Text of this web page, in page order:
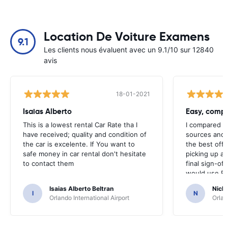
9.1 Location De Voiture Examens
Les clients nous évaluent avec un 9.1/10 sur 12840
avis
18-01-2021
Isaias Alberto
This is a lowest rental Car Rate tha I
have received; quality and condition of
the car is excelente. If You want to
safe money in car rental don't hesitate
to contact them
I
Isaias Alberto Beltran
Orlando International Airport
I compared
sources and
the best
picking up
final sign-
would use
and would
N